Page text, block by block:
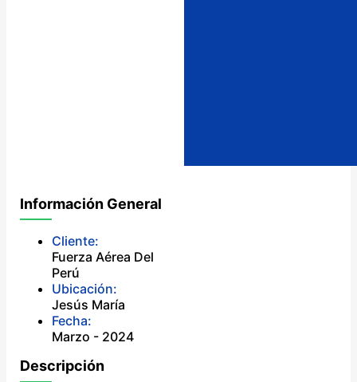
Información General
Cliente:
Fuerza Aérea Del
Perú
Ubicación:
Jesús María
Fecha:
Marzo - 2024
Descripción